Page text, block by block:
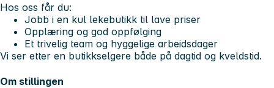
Hos oss får du:
Jobb i en kul lekebutikk til lave priser
Opplæring og god oppfølging
Et trivelig team og hyggelige arbeidsdager
Vi ser etter en butikkselgere både på dagtid og kveldstid.
Om stillingen